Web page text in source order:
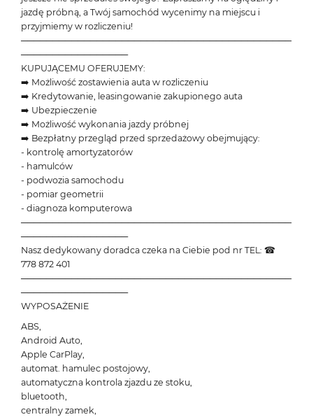
jazdę próbną, a Twój samochód wycenimy na miejscu i
przyjmiemy w rozliczeniu!
───────────────────────────────────────────
─────────────────
KUPUJĄCEMU OFERUJEMY:
➡️ Możliwość zostawienia auta w rozliczeniu
➡️ Kredytowanie, leasingowanie zakupionego auta
➡️ Ubezpieczenie
➡️ Możliwość wykonania jazdy próbnej
➡️ Bezpłatny przegląd przed sprzedażowy obejmujący:
- kontrolę amortyzatorów
- hamulców
- podwozia samochodu
- pomiar geometrii
- diagnoza komputerowa
───────────────────────────────────────────
─────────────────
Nasz dedykowany doradca czeka na Ciebie pod nr TEL: ☎
778 872 401
───────────────────────────────────────────
─────────────────
WYPOSAŻENIE
ABS,
Android Auto,
Apple CarPlay,
automat. hamulec postojowy,
automatyczna kontrola zjazdu ze stoku,
bluetooth,
centralny zamek,